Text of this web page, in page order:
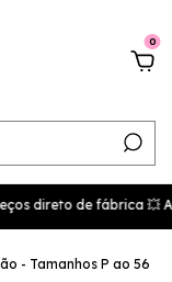
0
direto de fábrica 💥
- Tamanhos P ao 56